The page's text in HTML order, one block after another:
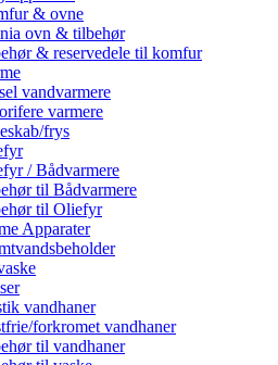
& ovne
ovn & tilbehør
& reservedele til komfur
vandvarmere
varmere
frys
/ Bådvarmere
til Bådvarmere
til Oliefyr
Apparater
vandhaner
forkromet vandhaner
til vandhaner